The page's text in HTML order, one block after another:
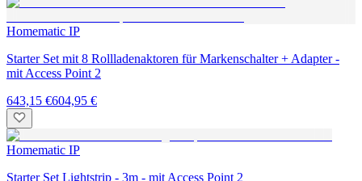
Homematic IP
Starter Set mit 8 Rollladenaktoren für Markenschalter + Adapter -
mit Access Point 2
643,15 €604,95 €
Homematic IP
Starter Set Lightstrip - 3m - mit Access Point 2